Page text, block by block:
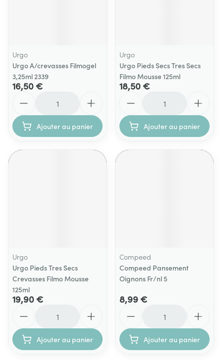
Urgo
Urgo A/crevasses Filmogel
3,25ml 2339
16,50 €
Ajouter au panier
Urgo
Urgo Pieds Secs Tres Secs
Filmo Mousse 125ml
18,50 €
Ajouter au panier
Urgo
Urgo Pieds Tres Secs
Crevasses Filmo Mousse
125ml
19,90 €
Ajouter au panier
Compeed
Compeed Pansement
Oignons Fr/nl 5
8,99 €
Ajouter au panier